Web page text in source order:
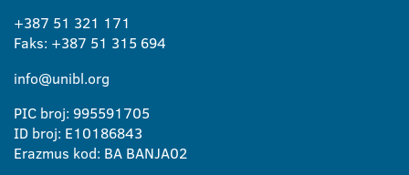
+387 51 321 171
Faks: +387 51 315 694
info@unibl.org
PIC broj: 995591705
ID broj: E10186843
Erazmus kod: BA BANJA02